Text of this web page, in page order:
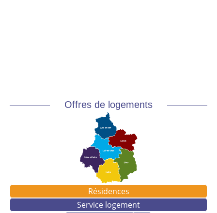
Offres de logements
Résidences
Service logement